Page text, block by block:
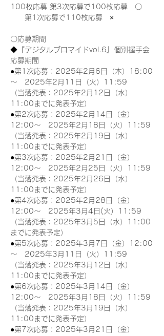
100枚応募 第3次応募で100枚応募　〇
第1次応募で110枚応募　×
〇応募期間
◆『デジタルブロマイドvol.6』個別握手会
応募期間
●第1次応募：2025年2月6日（木）18:00
～　2025年2月11日（火）11:59
（当落発表：2025年2月12日（水）
11:00までに発表予定）
●第2次応募：2025年2月14日（金）
12:00～　2025年2月18日（火）11:59
（当落発表：2025年2月19日（水）
11:00までに発表予定）
●第3次応募：2025年2月21日（金）
12:00～　2025年2月25日（火）11:59
（当落発表：2025年2月26日（水）
11:00までに発表予定）
●第4次応募：2025年2月28日（金）
12:00～　2025年3月4日(火）11:59
（当落発表：2025年3月5日（水）11:00
までに発表予定）
●第5次応募：2025年3月7日（金）12:00
～　2025年3月11日（火）11:59
（当落発表：2025年3月12日（水）
11:00までに発表予定）
●第6次応募：2025年3月14日（金）
12:00～　2025年3月18日（火）11:59
（当落発表：2025年3月19日（水）
11:00までに発表予定）
●第7次応募：2025年3月21日（金）